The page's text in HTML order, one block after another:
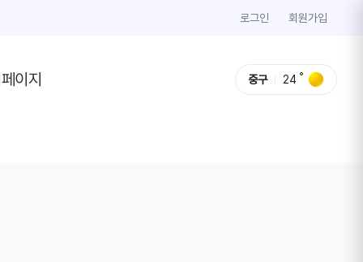
로그인 회원가입
이지 중구 24